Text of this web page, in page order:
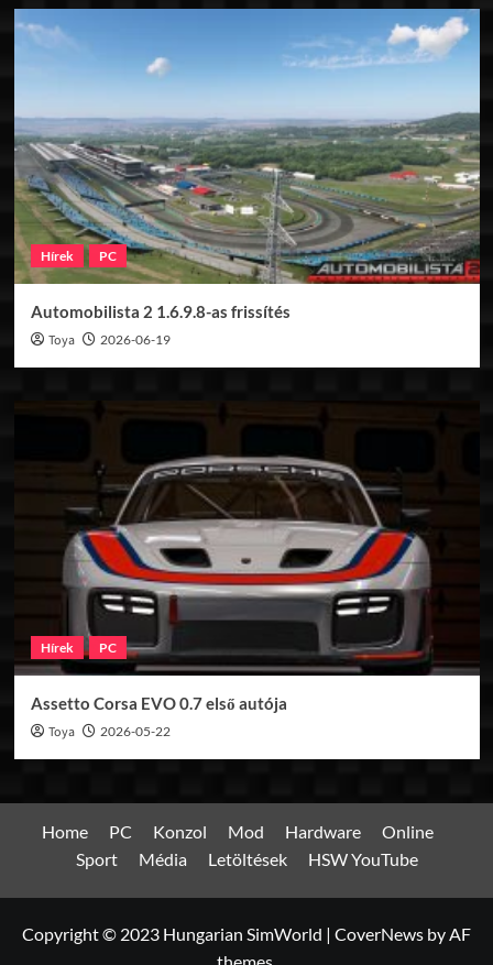
Hírek PC
Automobilista 2 1.6.9.8-as frissítés
Toya 2026-06-19
Hírek PC
Assetto Corsa EVO 0.7 első autója
Toya 2026-05-22
Home PC Konzol Mod Hardware
Online
Sport
Média Letöltések HSW YouTube
Copyright © 2023 Hungarian SimWorld | CoverNews by AF